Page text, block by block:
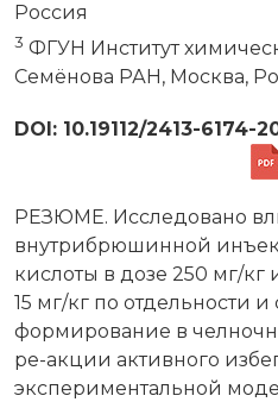
Россия
3 ФГУН Институт
Семёнова РАН, Москва,
DOI: 10.19112/2413-6174-
РЕЗЮМЕ. Исследовано
внутрибрюшинной
кислоты в дозе 250 мг/кг
15 мг/кг по отдельности и
формирование в
ре-акции активного
экспериментальной